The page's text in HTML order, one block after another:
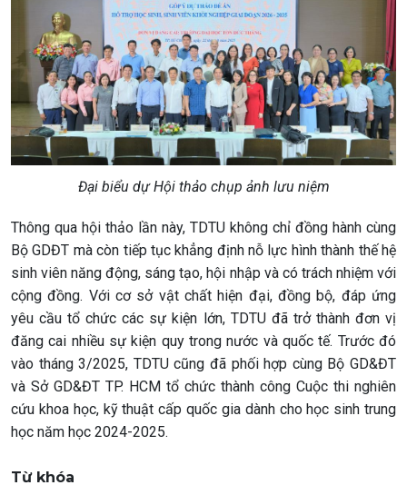
Đại biểu dự Hội thảo chụp ảnh lưu niệm
Thông qua hội thảo lần này, TDTU không chỉ đồng hành cùng
Bộ GDĐT mà còn tiếp tục khẳng định nỗ lực hình thành thế hệ
sinh viên năng động, sáng tạo, hội nhập và có trách nhiệm với
cộng đồng. Với cơ sở vật chất hiện đại, đồng bộ, đáp ứng
yêu cầu tổ chức các sự kiện lớn, TDTU đã trở thành đơn vị
đăng cai nhiều sự kiện quy trong nước và quốc tế. Trước đó
vào tháng 3/2025, TDTU cũng đã phối hợp cùng Bộ GD&ĐT
và Sở GD&ĐT TP. HCM tổ chức thành công Cuộc thi nghiên
cứu khoa học, kỹ thuật cấp quốc gia dành cho học sinh trung
học năm học 2024-2025.
Từ khóa